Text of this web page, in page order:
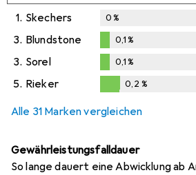
1. Skechers 0%
3. Blundstone
%
0,1%
3. Sorel
%
0,1%
5. Rieker 0,2 %
Alle 31 Marken vergleichen
Gewährleistungsfalldauer
So lange dauert eine Abwicklung ab